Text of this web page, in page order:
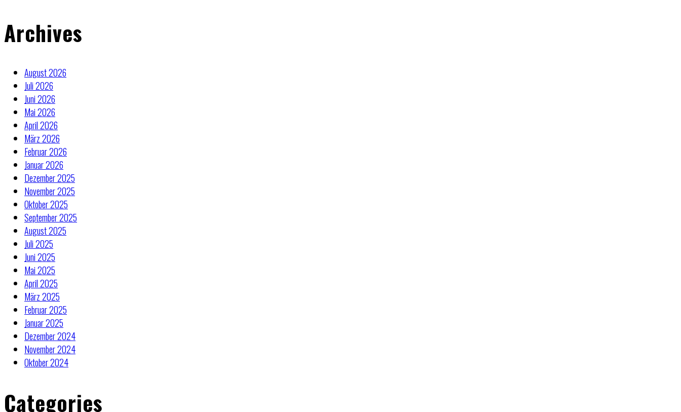
Archives
August 2026
Juli 2026
Juni 2026
Mai 2026
April 2026
März 2026
Februar 2026
Januar 2026
Dezember 2025
November 2025
Oktober 2025
September 2025
August 2025
Juli 2025
Juni 2025
Mai 2025
April 2025
März 2025
Februar 2025
Januar 2025
Dezember 2024
November 2024
Oktober 2024
Categories